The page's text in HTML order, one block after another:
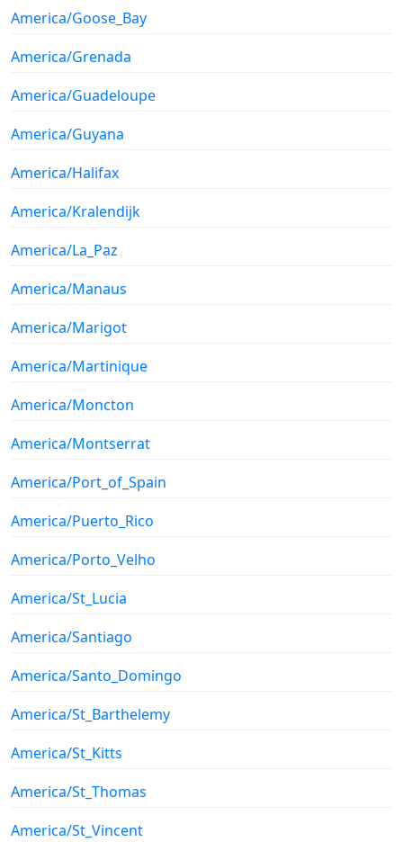
America/Goose_Bay
America/Grenada
America/Guadeloupe
America/Guyana
America/Halifax
America/Kralendijk
America/La_Paz
America/Manaus
America/Marigot
America/Martinique
America/Moncton
America/Montserrat
America/Port_of_Spain
America/Puerto_Rico
America/Porto_Velho
America/St_Lucia
America/Santiago
America/Santo_Domingo
America/St_Barthelemy
America/St_Kitts
America/St_Thomas
America/St_Vincent